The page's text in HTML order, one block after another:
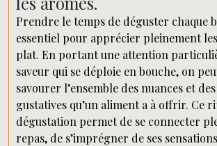
Prendre le temps de déguster chaque
essentiel pour apprécier pleinement
plat. En portant une attention
saveur qui se déploie en bouche, on
savourer l’ensemble des nuances et
gustatives qu’un aliment a à offrir. Ce
dégustation permet de se connecter
repas, de s’imprégner de ses